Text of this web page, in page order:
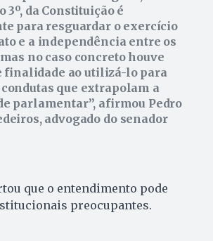
3º, da Constituição é
para resguardar o exercício
e a independência entre os
no caso concreto houve
finalidade ao utilizá-lo para
que extrapolam a
parlamentar”, afirmou Pedro
advogado do senador
que o entendimento pode
preocupantes.